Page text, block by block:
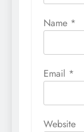
Name *
Email *
Website